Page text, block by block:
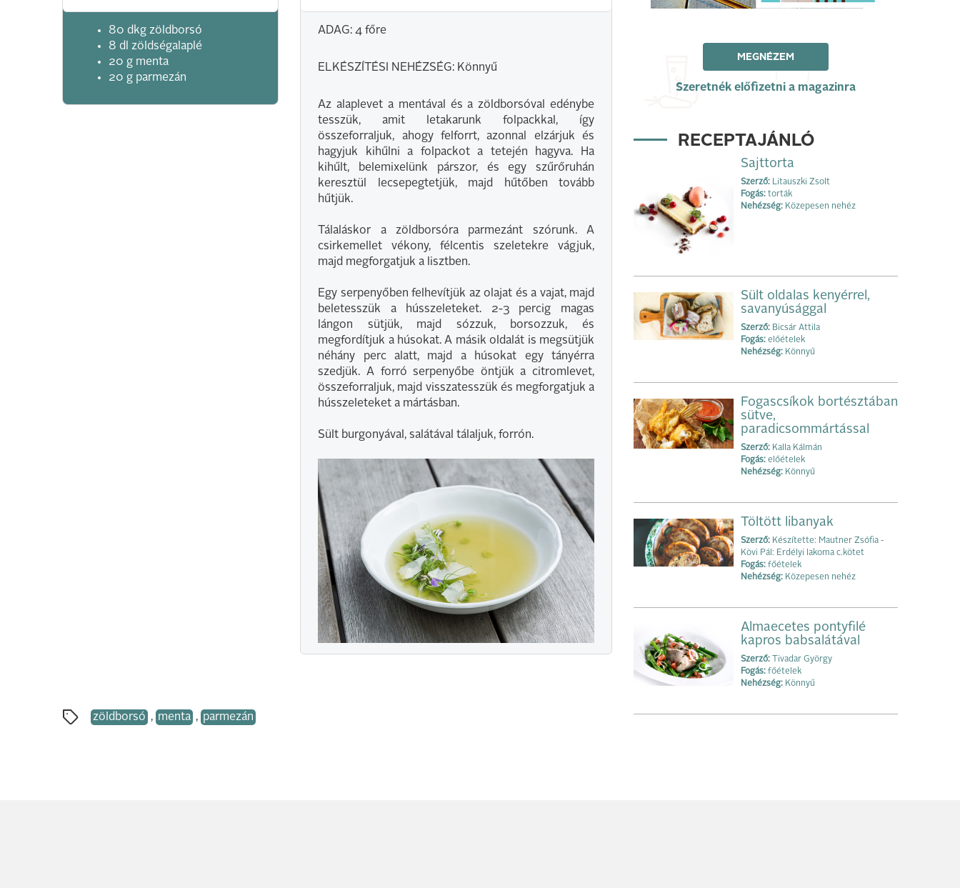
80 dkg zöldborsó
8 dl zöldségalaplé
20 g menta
20 g parmezán
ADAG: 4 főre
ELKÉSZÍTÉSI NEHÉZSÉG: Könnyű
Az alaplevet a mentával és a zöldborsóval edénybe
tesszük, amit letakarunk folpackkal, így
összeforraljuk, ahogy felforrt, azonnal elzárjuk és
hagyjuk kihűlni a folpackot a tetején hagyva. Ha
kihűlt, belemixelünk párszor, és egy szűrőruhán
keresztül lecsepegtetjük, majd hűtőben tovább
hűtjük.
Tálaláskor a zöldborsóra parmezánt szórunk. A
csirkemellet vékony, félcentis szeletekre vágjuk,
majd megforgatjuk a lisztben.
Egy serpenyőben felhevítjük az olajat és a vajat, majd
beletesszük a hússzeleteket. 2-3 percig magas
lángon sütjük, majd sózzuk, borsozzuk, és
megfordítjuk a húsokat. A másik oldalát is megsütjük
néhány perc alatt, majd a húsokat egy tányérra
szedjük. A forró serpenyőbe öntjük a citromlevet,
összeforraljuk, majd visszatesszük és megforgatjuk a
hússzeleteket a mártásban.
Sült burgonyával, salátával tálaljuk, forrón.
zöldborsó , menta , parmezán
MEGNÉZEM
Szeretnék előfizetni a magazinra
RECEPTAJÁNLÓ
Sajttorta
Szerző: Litauszki Zsolt
Fogás: torták
Nehézség: Közepesen nehéz
Sült oldalas kenyérrel,
savanyúsággal
Szerző: Bicsár Attila
Fogás: előételek
Nehézség: Könnyű
Fogascsíkok bortésztában
sütve,
paradicsommártással
Szerző: Kalla Kálmán
Fogás: előételek
Nehézség: Könnyű
Töltött libanyak
Szerző: Készítette: Mautner Zsófia -
Kövi Pál: Erdélyi lakoma c.kötet
Fogás: főételek
Nehézség: Közepesen nehéz
Almaecetes pontyfilé
kapros babsalátával
Szerző: Tivadar György
Fogás: főételek
Nehézség: Könnyű